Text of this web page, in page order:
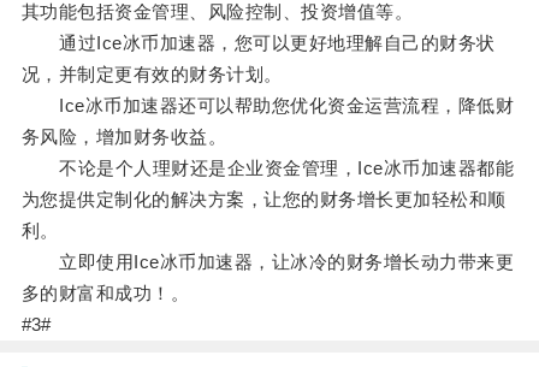
其功能包括资金管理、风险控制、投资增值等。
通过Ice冰币加速器，您可以更好地理解自己的财务状
况，并制定更有效的财务计划。
Ice冰币加速器还可以帮助您优化资金运营流程，降低财
务风险，增加财务收益。
不论是个人理财还是企业资金管理，Ice冰币加速器都能
为您提供定制化的解决方案，让您的财务增长更加轻松和顺
利。
立即使用Ice冰币加速器，让冰冷的财务增长动力带来更
多的财富和成功！。
#3#